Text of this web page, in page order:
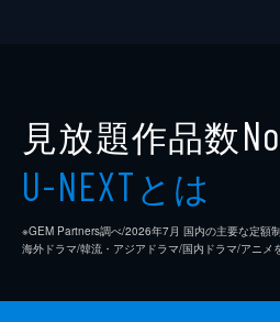
見放題作品数
U-NEXTとは
※GEM Partners調べ/2026年7⽉ 国内の主要な定額
海外ドラマ/韓流・アジアドラマ/国内ドラマ/アニメ